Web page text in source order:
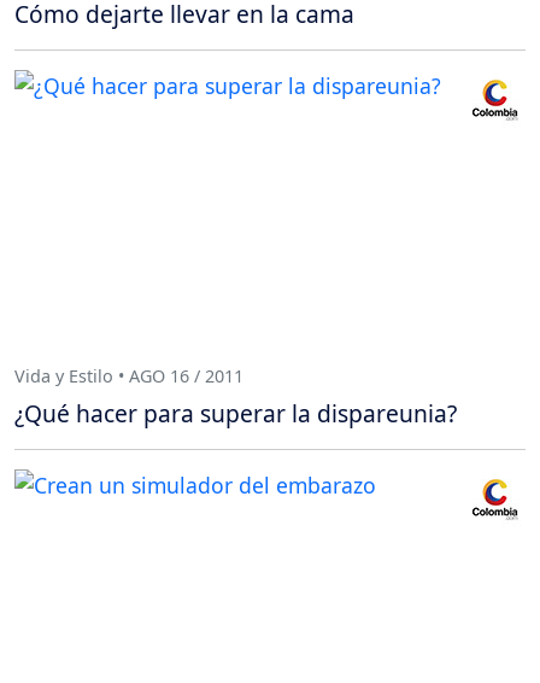
Cómo dejarte llevar en la cama
Vida y Estilo • AGO 16 / 2011
¿Qué hacer para superar la dispareunia?